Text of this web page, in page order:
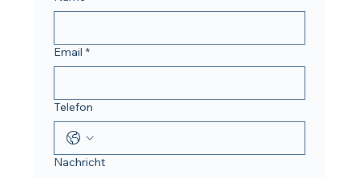
Email *
Telefon
Nachricht